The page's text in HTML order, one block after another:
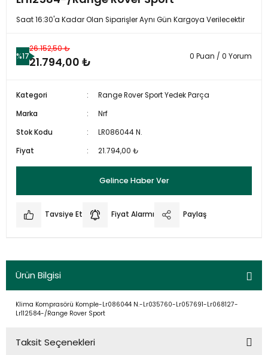
Saat 16:30'a Kadar Olan Siparişler Aynı Gün Kargoya Verilecektir
%17
26.152,50 ₺
21.794,00 ₺ 0 Puan / 0 Yorum
Kategori
Range Rover Sport Yedek Parça
Marka
Nrf
Stok Kodu
LR086044 N.
Fiyat
21.794,00 ₺
Gelince Haber Ver
Tavsiye Et Fiyat Alarmı Paylaş
Ürün Bilgisi
Klima Komprasörü Komple-Lr086044 N.-Lr035760-Lr057691-Lr068127-
Lr112584-/Range Rover Sport
Taksit Seçenekleri